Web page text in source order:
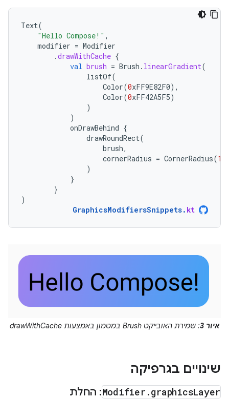
Text(
"Hello Compose!" ,
modifier = Modifier
.drawWithCache {
val brush = Brush . linearGradient(
listOf(
Color(0xFF9E82F0),
Color(0xFF42A5F5)
)
)
onDrawBehind {
drawRoundRect(
brush,
cornerRadius = CornerRadius(
)
}
}
)
GraphicsModifiersSnippets. kt
איור 3 : שמירת האובייקט Brush במטמון באמצעות drawWithCache
שינויים בגרפיקה
Modifier .graphicsLayer
: החלת